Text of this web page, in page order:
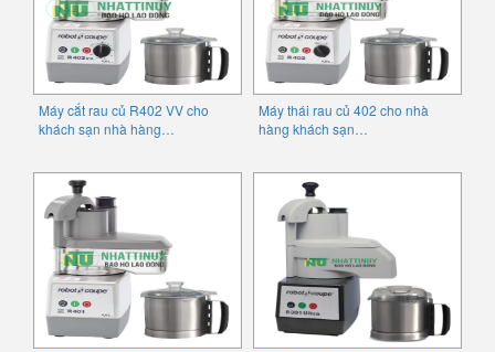
Máy cắt rau củ R402 VV cho
khách sạn nhà hàng…
Máy thái rau củ 402 cho nhà
hàng khách sạn…